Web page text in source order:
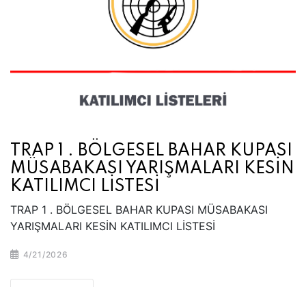
TRAP 1 . BÖLGESEL BAHAR KUPASI
MÜSABAKASI YARIŞMALARI KESİN
KATILIMCI LİSTESİ
TRAP 1 . BÖLGESEL BAHAR KUPASI MÜSABAKASI
YARIŞMALARI KESİN KATILIMCI LİSTESİ
4/21/2026